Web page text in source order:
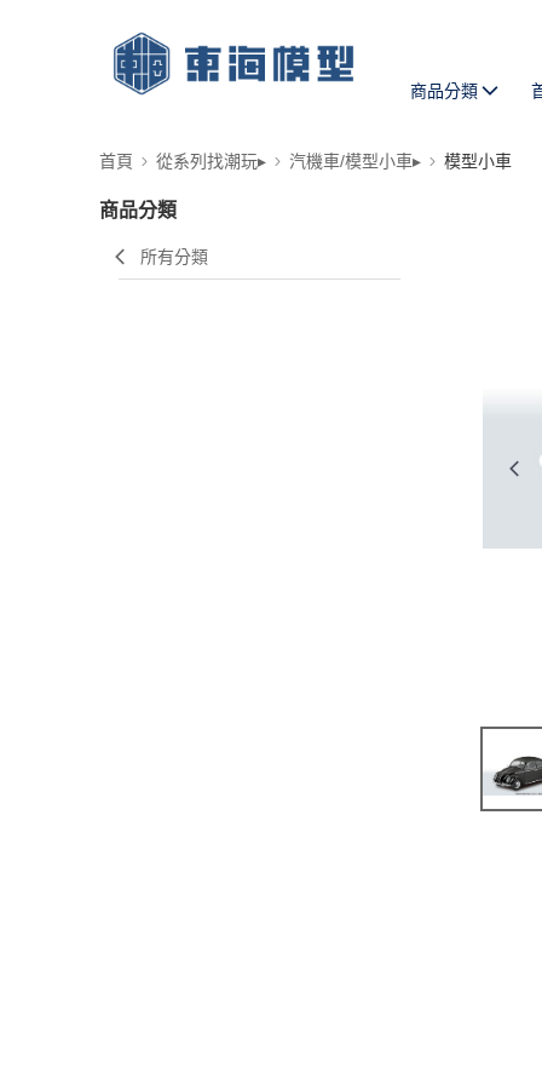
商品分類
首頁 從系列找潮玩▸ 汽機車/模型小車▸ 模型小車
商品分類
所有分類